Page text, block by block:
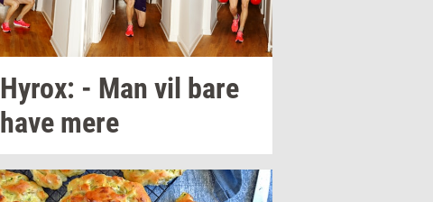
Hyrox: - Man vil bare
have mere